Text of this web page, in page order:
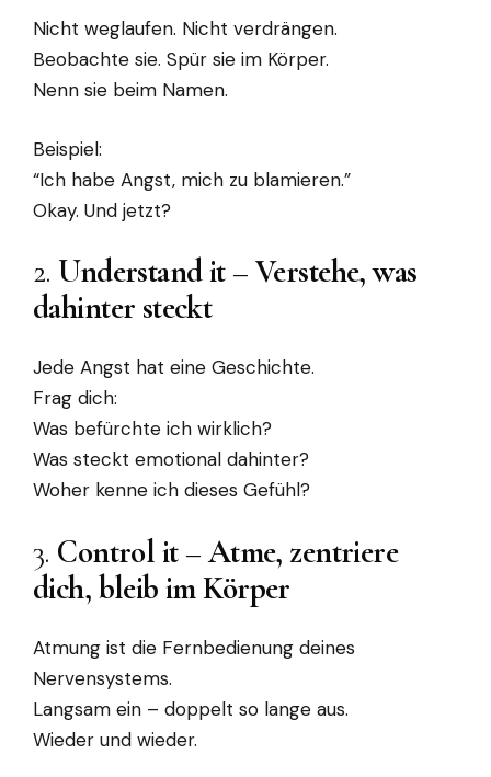
Nicht weglaufen. Nicht verdrängen.
Beobachte sie. Spür sie im Körper.
Nenn sie beim Namen.
Beispiel:
“Ich habe Angst, mich zu blamieren.”
Okay. Und jetzt?
2. Understand it – Verstehe, was
dahinter steckt
Jede Angst hat eine Geschichte.
Frag dich:
Was befürchte ich wirklich?
Was steckt emotional dahinter?
Woher kenne ich dieses Gefühl?
3. Control it – Atme, zentriere
dich, bleib im Körper
Atmung ist die Fernbedienung deines
Nervensystems.
Langsam ein – doppelt so lange aus.
Wieder und wieder.